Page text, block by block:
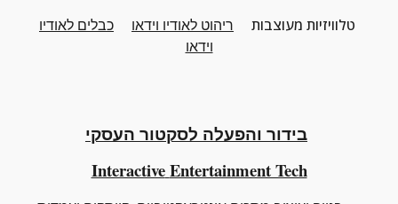
טלוויזיות מעוצבות
ריהוט לאודיו וידאו
כבלים לאודיו
וידאו
בידור והפעלה לסקטור העסקי
Interactive Entertainment Tech